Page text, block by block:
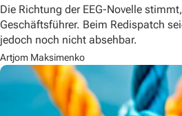
Die Richtung der EEG-Novelle
Geschäftsführer. Beim Redispatch
jedoch noch nicht absehbar.
Artjom Maksimenko